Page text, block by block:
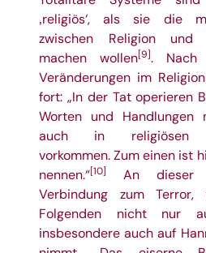
‚religiös‘, als sie die
zwischen Religion und
machen wollen[9]. Nach
Veränderungen im
fort: „In der Tat operieren
Worten und Handlungen
auch in religiösen
vorkommen. Zum einen ist
nennen.“[10]
An dieser
Verbindung zum
Folgenden nicht nur
insbesondere auch auf